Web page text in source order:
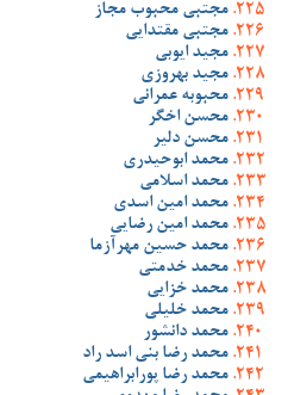
مجتبی محبوب مجاز
مجتبی مقتدایی
مجید ایوبی
مجید بهروزی
محبوبه عمرانی
محسن اخگر
محسن دلیر
محمد ابوحیدری
محمد اسلامی
محمد امین اسدی
محمد امین رضایی
محمد حسین مهرآزما
محمد خدمتی
محمد خزایی
محمد خلیلی
محمد دانشور
محمد رضا بنی اسد راد
محمد رضا پورابراهیمی